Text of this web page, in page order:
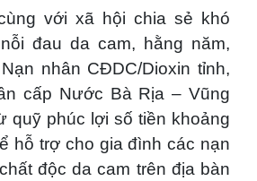
với xã hội chia sẻ khó
đau da cam, hằng năm,
nhân CĐDC/Dioxin tỉnh,
cấp Nước Bà Rịa – Vũng
quỹ phúc lợi số tiền khoảng
hỗ trợ cho gia đình các nạn
độc da cam trên địa bàn